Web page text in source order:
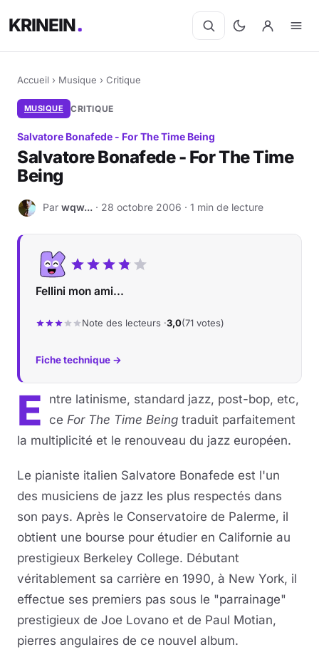
KRINEIN
Accueil › Musique › Critique
MUSIQUE CRITIQUE
Salvatore Bonafede - For The Time Being
Salvatore Bonafede - For The Time
Being
W Par wqw... · 28 octobre 2006 · 1 min de lecture
Fellini mon ami...
Note des lecteurs ·3,0(71 votes)
Fiche technique →
E
ntre latinisme, standard jazz, post-bop, etc,
ce For The Time Being traduit parfaitement
la multiplicité et le renouveau du jazz européen.
Le pianiste italien Salvatore Bonafede est l'un
des musiciens de jazz les plus respectés dans
son pays. Après le Conservatoire de Palerme, il
obtient une bourse pour étudier en Californie au
prestigieux Berkeley College. Débutant
véritablement sa carrière en 1990, à New York, il
effectue ses premiers pas sous le "parrainage"
prestigieux de Joe Lovano et de Paul Motian,
pierres angulaires de ce nouvel album.